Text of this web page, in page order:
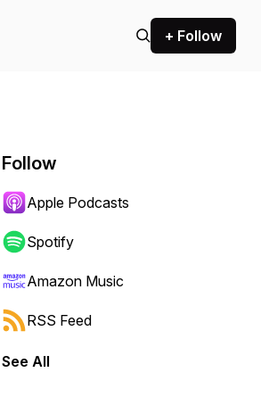
+ Follow
Follow
Apple Podcasts
Spotify
Amazon Music
RSS Feed
See All